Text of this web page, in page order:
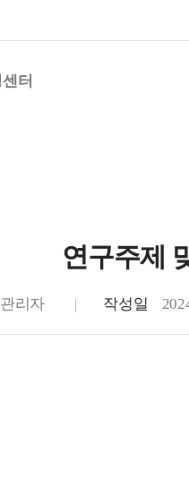
연구주제
관리자 작성일